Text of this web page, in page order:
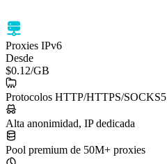
Proxies IPv6
Desde
$0.12/GB
Protocolos HTTP/HTTPS/SOCKS5
Alta anonimidad, IP dedicada
Pool premium de 50M+ proxies